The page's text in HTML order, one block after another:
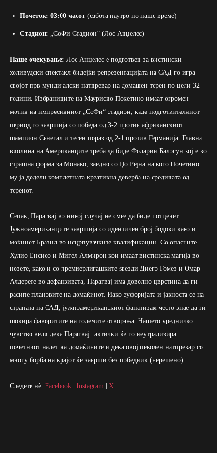
Почеток: 03:00 часот (сабота наутро по наше време)
Стадион: „СоФи Стадион“ (Лос Анџелес)
Наше очекување: Лос Анџелес е подготвен за вистински
холивудски спектакл бидејќи репрезентацијата на САД го игра
својот прв мундијалски натпревар на домашен терен по цели 32
години. Избраниците на Маурисио Покетино имаат огромен
мотив на импресивниот „СоФи“ стадион, каде подготвителниот
период го завршија со победа од 3-2 против африканскиот
шампион Сенегал и тесен пораз од 2-1 против Германија. Главна
виолина на Американците треба да биде Фоларин Балогун кој е во
страшна форма за Монако, заедно со Џо Рејна на кого Почетино
му ја додели комплетната креативна доверба на средината од
теренот.
Сепак, Парагвај во никој случај не смее да биде потценет.
Јужноамериканците завршија со идентичен број бодови како и
моќниот Бразил во исцрпувачките квалификации. Со опасните
Хулио Енсисо и Мигел Алмирон кои имаат вистинска магија во
нозете, како и со премиерлигашките ѕвезди Диего Гомез и Омар
Алдерете во дефанзивата, Парагвај има доволно цврстина да ги
расипе плановите на домаќинот. Иако еуфоријата и јавноста се на
страната на САД, јужноамериканскиот фанатизам често знае да ги
шокира фаворитите на големите отворања. Нашето уредничко
чувство вели дека Парагвај тактички ќе го неутрализира
почетниот налет на домаќините и дека овој пеколен натпревар со
многу борба на крајот ќе заврши без победник (нерешено).
Следете нè: Facebook | Instagram | X